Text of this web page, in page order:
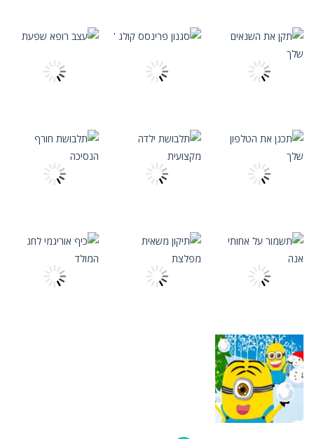
התאמה אישית
רפונזל התפצל
עם פלין
התאמה אישית
אריאל
התאמה אישית
התאמה אישית
תקן את השנאים
התאמה אישית
סגנון פרינסס
התאמה אישית
עצב רופא שפעת
התאמה אישית
תכנן את הטלפון
התאמה אישית
תלבושת ילדה
מקצועית
התאמה אישית
תלבושת חורף
הנסיכה
התאמה אישית
תשמור על אחותי
אנה
807